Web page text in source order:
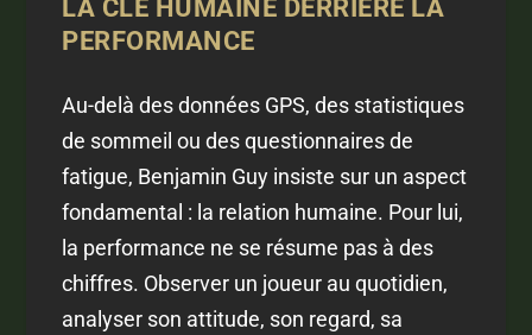
LA CLÉ HUMAINE DERRIÈRE LA
PERFORMANCE
Au-delà des données GPS, des statistiques
de sommeil ou des questionnaires de
fatigue, Benjamin Guy insiste sur un aspect
fondamental : la relation humaine. Pour lui,
la performance ne se résume pas à des
chiffres. Observer un joueur au quotidien,
analyser son attitude, son regard, sa